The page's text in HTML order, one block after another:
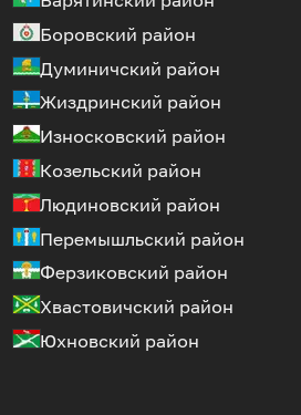
Боровский район
Думиничский район
Жиздринский район
Износковский район
Козельский район
Людиновский район
Перемышльский район
Ферзиковский район
Хвастовичский район
Юхновский район